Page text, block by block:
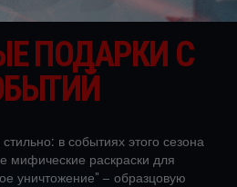
ПОДАРКИ С
в событиях этого сезона
мифические раскраски для
уничтожение" – образцовую